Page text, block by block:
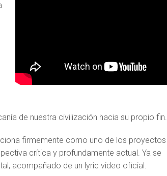
de nuestra civilización hacia su propio fin.
firmemente como uno de los proyectos
crítica y profundamente actual. Ya se
acompañado de un lyric video oficial.